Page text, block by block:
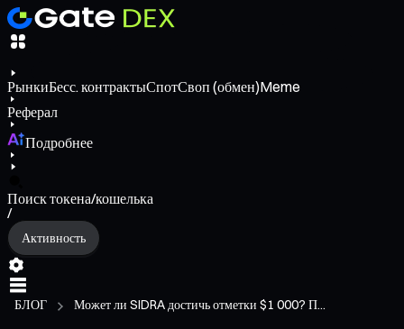
РынкиБесс. контрактыСпотСвоп (обмен)Meme
Реферал
Подробнее
Поиск токена/кошелька
/
Активность
БЛОГ Может ли SIDRA достичь отметки $1 000? П...